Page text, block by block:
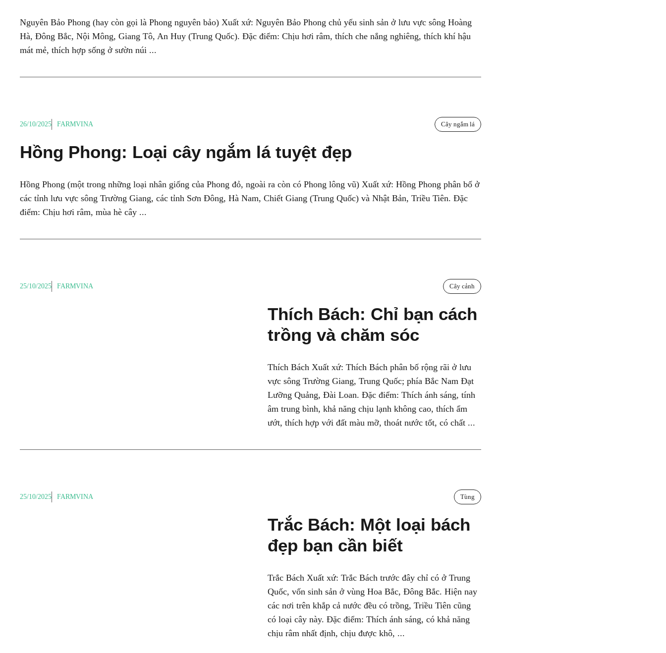
Nguyên Bảo Phong (hay còn gọi là Phong nguyên bảo) Xuất xứ: Nguyên Bảo Phong chủ yếu sinh sản ở lưu vực sông Hoàng
Hà, Đông Bắc, Nội Mông, Giang Tô, An Huy (Trung Quốc). Đặc điểm: Chịu hơi râm, thích che nắng nghiêng, thích khí hậu
mát mẻ, thích hợp sống ở sườn núi ...
26/10/2025 FARMVINA Cây ngắm lá
Hồng Phong: Loại cây ngắm lá tuyệt đẹp
Hồng Phong (một trong những loại nhân giống của Phong đỏ, ngoài ra còn có Phong lông vũ) Xuất xứ: Hồng Phong phân bố ở
các tỉnh lưu vực sông Trường Giang, các tỉnh Sơn Đông, Hà Nam, Chiết Giang (Trung Quốc) và Nhật Bản, Triều Tiên. Đặc
điểm: Chịu hơi râm, mùa hè cây ...
25/10/2025 FARMVINA Cây cảnh
Thích Bách: Chỉ bạn cách
trồng và chăm sóc
Thích Bách Xuất xứ: Thích Bách phân bố rộng rãi ở lưu
vực sông Trường Giang, Trung Quốc; phía Bắc Nam Đạt
Lưỡng Quảng, Đài Loan. Đặc điểm: Thích ánh sáng, tính
âm trung bình, khả năng chịu lạnh không cao, thích ẩm
ướt, thích hợp với đất màu mỡ, thoát nước tốt, có chất ...
25/10/2025 FARMVINA Tùng
Trắc Bách: Một loại bách
đẹp bạn cần biết
Trắc Bách Xuất xứ: Trắc Bách trước đây chỉ có ở Trung
Quốc, vốn sinh sản ở vùng Hoa Bắc, Đông Bắc. Hiện nay
các nơi trên khắp cả nước đều có trồng, Triều Tiên cũng
có loại cây này. Đặc điểm: Thích ánh sáng, có khả năng
chịu râm nhất định, chịu được khô, ...